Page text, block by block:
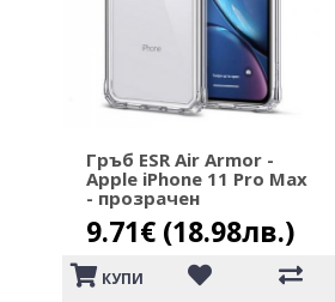
Гръб ESR Air Armor -
Apple iPhone 11 Pro Max
- прозрачен
9.71€ (18.98лв.)
КУПИ